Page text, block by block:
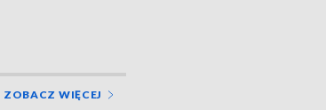
ZOBACZ WIĘCEJ